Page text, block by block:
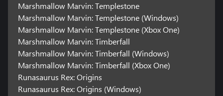
Marshmallow Marvin: Templestone
Marshmallow Marvin: Templestone (Windows)
Marshmallow Marvin: Templestone (Xbox One)
Marshmallow Marvin: Timberfall
Marshmallow Marvin: Timberfall (Windows)
Marshmallow Marvin: Timberfall (Xbox One)
Runasaurus Rex: Origins
Runasaurus Rex: Origins (Windows)